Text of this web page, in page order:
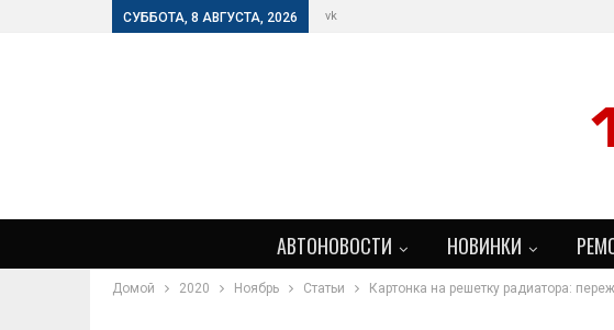
СУББОТА, 8 АВГУСТА, 2026 vk
АВТОНОВОСТИ НОВИНКИ
Домой 2020 Ноябрь Статьи Картонка на решетку радиатора: